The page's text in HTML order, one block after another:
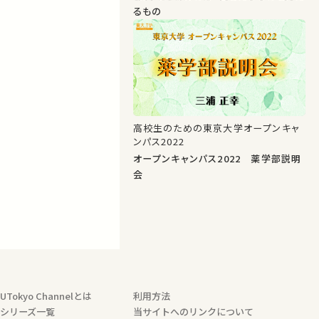
るもの
高校生のための東京大学オープンキャ
ンパス2022
オープンキャンパス2022 薬学部説明
会
UTokyo Channelとは
シリーズ一覧
利用方法
当サイトへのリンクについて